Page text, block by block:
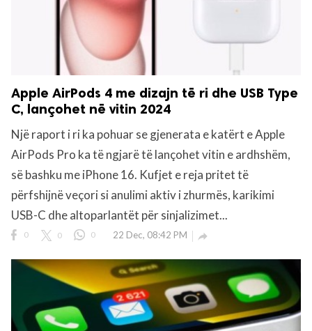
Apple AirPods 4 me dizajn të ri dhe USB Type
C, lançohet në vitin 2024
Një raport i ri ka pohuar se gjenerata e katërt e Apple
AirPods Pro ka të ngjarë të lançohet vitin e ardhshëm,
së bashku me iPhone 16. Kufjet e reja pritet të
përfshijnë veçori si anulimi aktiv i zhurmës, karikimi
USB-C dhe altoparlantët për sinjalizimet...
0 0 0 22 Dec, 08:42 PM 